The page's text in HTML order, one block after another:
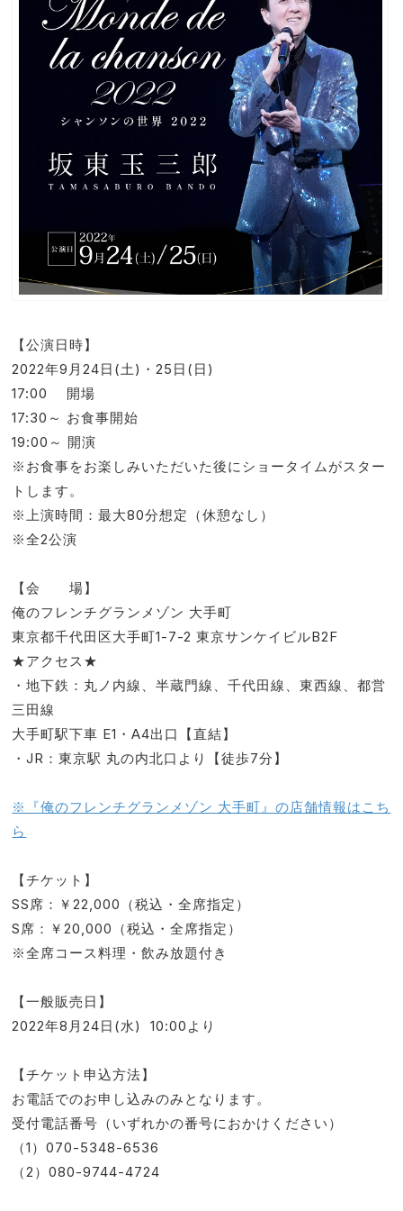
【公演日時】
2022年9月24日(土)・25日(日)
17:00 開場
17:30～ お食事開始
19:00～ 開演
※お食事をお楽しみいただいた後にショータイムがスター
トします。
※上演時間：最大80分想定（休憩なし）
※全2公演
【会 場】
俺のフレンチグランメゾン 大手町
東京都千代田区大手町1-7-2 東京サンケイビルB2F
★アクセス★
・地下鉄：丸ノ内線、半蔵門線、千代田線、東西線、都営
三田線
大手町駅下車 E1・A4出口【直結】
・JR：東京駅 丸の内北口より【徒歩7分】
※『俺のフレンチグランメゾン 大手町』の店舗情報はこち
ら
【チケット】
SS席：￥22,000（税込・全席指定）
S席：￥20,000（税込・全席指定）
※全席コース料理・飲み放題付き
【一般販売日】
2022年8月24日(水) 10:00より
【チケット申込方法】
お電話でのお申し込みのみとなります。
受付電話番号（いずれかの番号におかけください）
（1）070-5348-6536
（2）080-9744-4724